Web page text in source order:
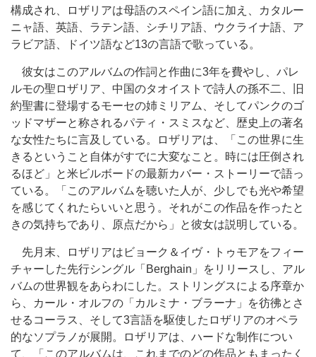
構成され、ロザリアは母語のスペイン語に加え、カタルー
ニャ語、英語、ラテン語、シチリア語、ウクライナ語、ア
ラビア語、ドイツ語など13の言語で歌っている。
彼女はこのアルバムの作詞と作曲に3年を費やし、パレ
ルモの聖ロザリア、中国のタオイストで詩人の孫不二、旧
約聖書に登場するモーセの姉ミリアム、そしてパンクのゴ
ッドマザーと称されるパティ・スミスなど、歴史上の著名
な女性たちに言及している。ロザリアは、「この世界に生
きるということ自体がすでに大変なこと。時には圧倒され
るほど」と米ビルボードの最新カバー・ストーリーで語っ
ている。「このアルバムを聴いた人が、少しでも光や希望
を感じてくれたらいいと思う。それがこの作品を作ったと
きの気持ちであり、原点だから」と彼女は説明している。
先月末、ロザリアはビョーク＆イヴ・トゥモアをフィー
チャーした先行シングル「Berghain」をリリースし、アル
バムの世界観をあらわにした。ストリングスによる序章か
ら、カール・オルフの「カルミナ・ブラーナ」を彷彿とさ
せるコーラス、そして3言語を駆使したロザリアのオペラ
的なソプラノが展開。ロザリアは、ハードな制作につい
て、「このアルバムは、これまでのどの作品ともまったく